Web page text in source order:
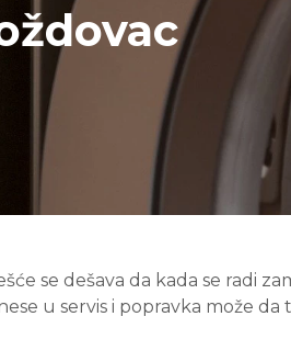
se dešava da kada se radi
u servis i popravka može da